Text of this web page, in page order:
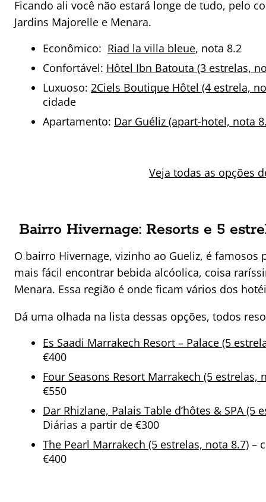
Ficando ali você não estará longe de tudo, pelo
Jardins Majorelle e Menara.
Econômico: Riad la villa bleue, nota 8.2
Confortável: Hôtel Ibn Batouta (3 estrelas,
Luxuoso: 2Ciels Boutique Hôtel (4 estrela,
cidade
Apartamento: Dar Guéliz (apart-hotel, nota
Veja todas as opções
Bairro Hivernage: Resorts e 5
O bairro Hivernage, vizinho ao Gueliz, é
mais fácil encontrar bebida alcóolica, coisa
Menara. Essa região é onde ficam vários dos
Dá uma olhada na lista dessas opções, todos
Es Saadi Marrakech Resort – Palace (5
€400
Four Seasons Resort Marrakech (5 estrelas,
€550
Dar Rhizlane, Palais Table d’hôtes & SPA (5
Diárias a partir de €300
The Pearl Marrakech (5 estrelas, nota 8.7) –
€400